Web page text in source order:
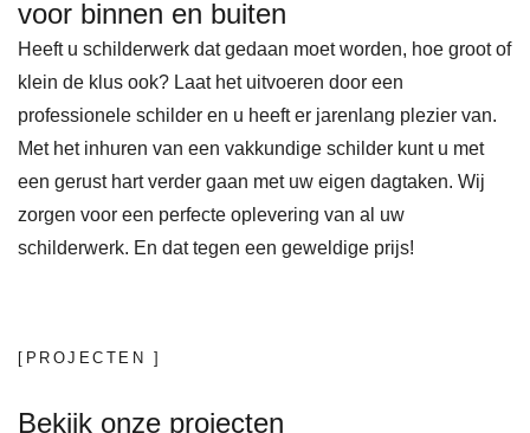
voor binnen en buiten
Heeft u schilderwerk dat gedaan moet worden, hoe groot of
klein de klus ook? Laat het uitvoeren door een
professionele schilder en u heeft er jarenlang plezier van.
Met het inhuren van een vakkundige schilder kunt u met
een gerust hart verder gaan met uw eigen dagtaken. Wij
zorgen voor een perfecte oplevering van al uw
schilderwerk. En dat tegen een geweldige prijs!
[PROJECTEN ]
Bekijk onze projecten